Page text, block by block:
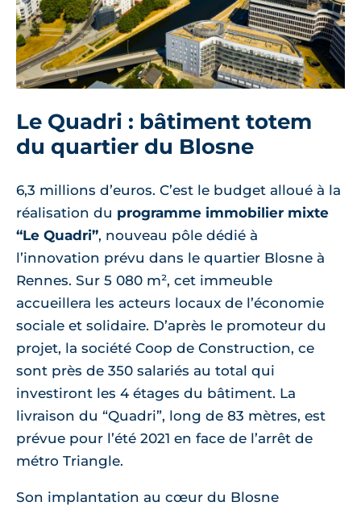
Le Quadri : bâtiment totem
du quartier du Blosne
6,3 millions d’euros. C’est le budget alloué à la
réalisation du programme immobilier mixte
“Le Quadri”, nouveau pôle dédié à
l’innovation prévu dans le quartier Blosne à
Rennes. Sur 5 080 m², cet immeuble
accueillera les acteurs locaux de l’économie
sociale et solidaire. D’après le promoteur du
projet, la société Coop de Construction, ce
sont près de 350 salariés au total qui
investiront les 4 étages du bâtiment. La
livraison du “Quadri”, long de 83 mètres, est
prévue pour l’été 2021 en face de l’arrêt de
métro Triangle.
Son implantation au cœur du Blosne